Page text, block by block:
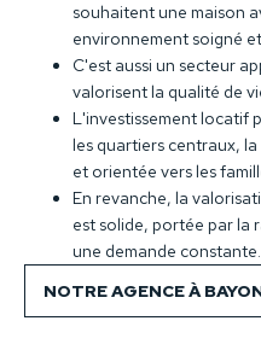
souhaitent une maison
environnement soigné
C'est aussi un secteur
valorisent la qualité de
L'investissement locatif
les quartiers centraux,
et orientée vers les
En revanche, la
est solide, portée par la
une demande constante.
NOTRE AGENCE À